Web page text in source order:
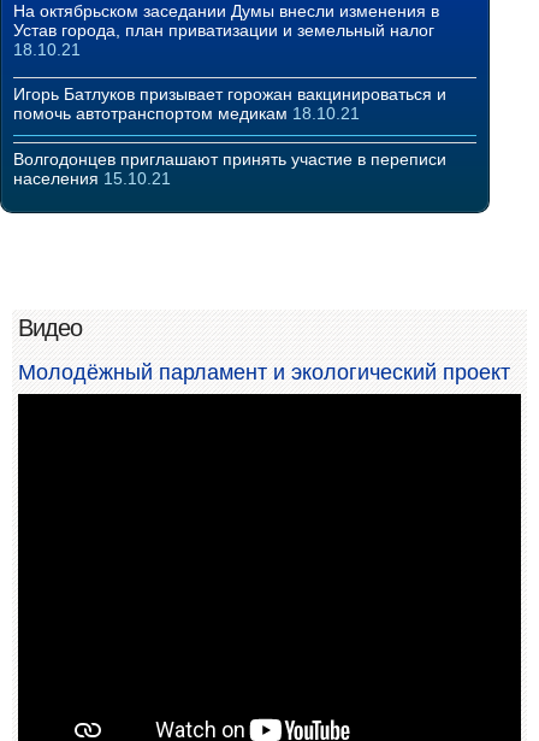
На октябрьском заседании Думы внесли изменения в
Устав города, план приватизации и земельный налог
18.10.21
Игорь Батлуков призывает горожан вакцинироваться и
помочь автотранспортом медикам 18.10.21
Волгодонцев приглашают принять участие в переписи
населения 15.10.21
Видео
Молодёжный парламент и экологический проект